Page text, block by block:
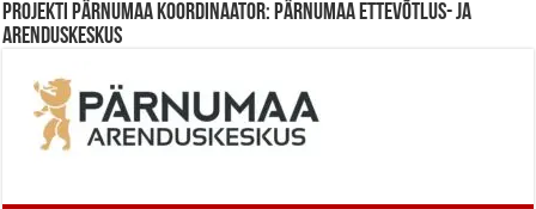
Projekti Pärnumaa koordinaator: Pärnumaa Ettevõtlus- ja
Arenduskeskus